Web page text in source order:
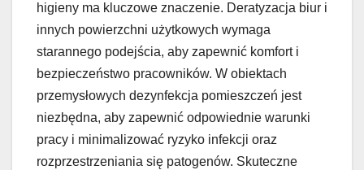
higieny ma kluczowe znaczenie. Deratyzacja biur i
innych powierzchni użytkowych wymaga
starannego podejścia, aby zapewnić komfort i
bezpieczeństwo pracowników. W obiektach
przemysłowych dezynfekcja pomieszczeń jest
niezbędna, aby zapewnić odpowiednie warunki
pracy i minimalizować ryzyko infekcji oraz
rozprzestrzeniania się patogenów. Skuteczne